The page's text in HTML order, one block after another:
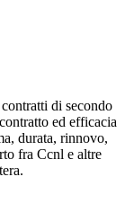
di secondo
ed efficacia
durata, rinnovo,
fra Ccnl e altre